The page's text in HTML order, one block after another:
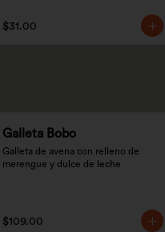
$31.00
Galleta Bobo
Galleta de avena con relleno de
merengue y dulce de leche
$109.00